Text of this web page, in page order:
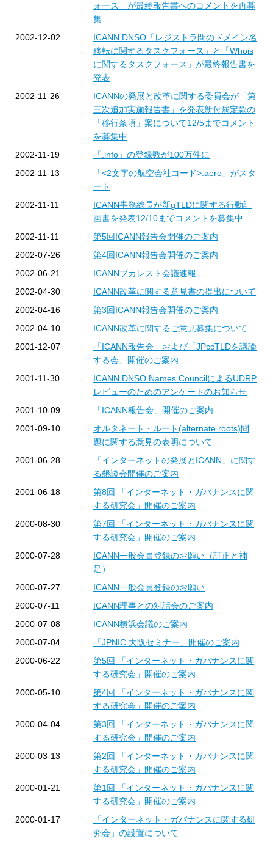
ォース」が最終報告書へのコメントを再募
集
2002-12-02
ICANN DNSO「レジストラ間のドメイン名
移転に関するタスクフォース」と「Whois
に関するタスクフォース」が最終報告書を
発表
2002-11-26
ICANNの発展と改革に関する委員会が「第
三次追加実施報告書」を発表新付属定款の
「移行条項」案について12/5までコメント
を募集中
2002-11-19
「.info」の登録数が100万件に
2002-11-13
「<2文字の航空会社コード>.aero」がスタ
ート
2002-11-11
ICANN事務総長が新gTLDに関する行動計
画書を発表12/10までコメントを募集中
2002-11-11
第5回ICANN報告会開催のご案内
2002-07-26
第4回ICANN報告会開催のご案内
2002-06-21
ICANNブカレスト会議速報
2002-04-30
ICANN改革に関する意見書の提出について
2002-04-16
第3回ICANN報告会開催のご案内
2002-04-10
ICANN改革に関するご意見募集について
2001-12-07
「ICANN報告会」および「JPccTLDを議論
する会」開催のご案内
2001-11-30
ICANN DNSO Names CouncilによるUDRP
レビューのためのアンケートのお知らせ
2001-10-09
「ICANN報告会」開催のご案内
2001-09-10
オルタネート・ルート(alternate roots)問
題に関する意見の表明について
2001-06-28
「インターネットの発展とICANN」に関す
る懇談会開催のご案内
2001-06-18
第8回 「インターネット・ガバナンスに関
する研究会」開催のご案内
2000-08-30
第7回 「インターネット・ガバナンスに関
する研究会」開催のご案内
2000-07-28
ICANN一般会員登録のお願い（訂正と補
足）
2000-07-27
ICANN一般会員登録のお願い
2000-07-11
ICANN理事との対話会のご案内
2000-07-08
ICANN横浜会議のご案内
2000-07-04
「JPNIC 大阪セミナー」開催のご案内
2000-06-22
第5回 「インターネット・ガバナンスに関
する研究会」開催のご案内
2000-05-10
第4回 「インターネット・ガバナンスに関
する研究会」開催のご案内
2000-04-04
第3回 「インターネット・ガバナンスに関
する研究会」開催のご案内
2000-03-13
第2回 「インターネット・ガバナンスに関
する研究会」開催のご案内
2000-01-21
第1回 「インターネット・ガバナンスに関
する研究会」開催のご案内
2000-01-17
「インターネット・ガバナンスに関する研
究会」の設置について